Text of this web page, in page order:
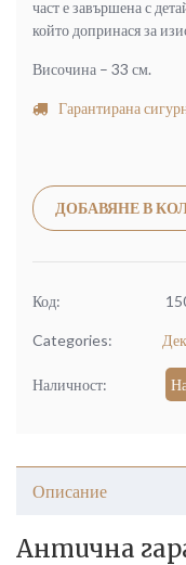
част е завършена с
който допринася за
Височина – 33 см.
Гарантирана
ДОБАВЯНЕ В
Код:
Categories:
Наличност:
Описание
Антична